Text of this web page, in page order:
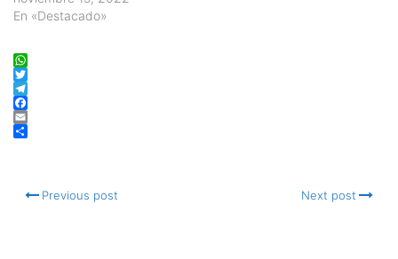
En «Destacado»
WhatsApp
Twitter
Telegram
Facebook
Email
Previous post Next post